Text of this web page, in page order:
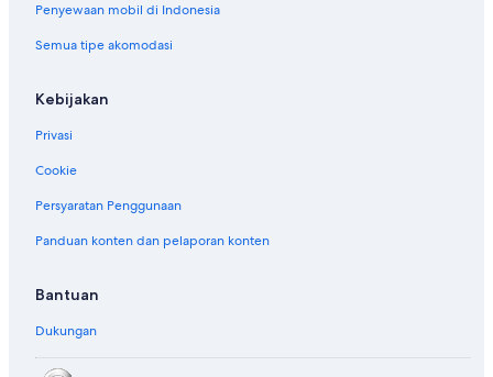
Penyewaan mobil di Indonesia
Semua tipe akomodasi
Kebijakan
Privasi
Cookie
Persyaratan Penggunaan
Panduan konten dan pelaporan konten
Bantuan
Dukungan